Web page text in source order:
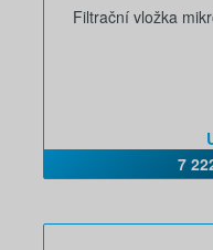
Filtrační vložka
7